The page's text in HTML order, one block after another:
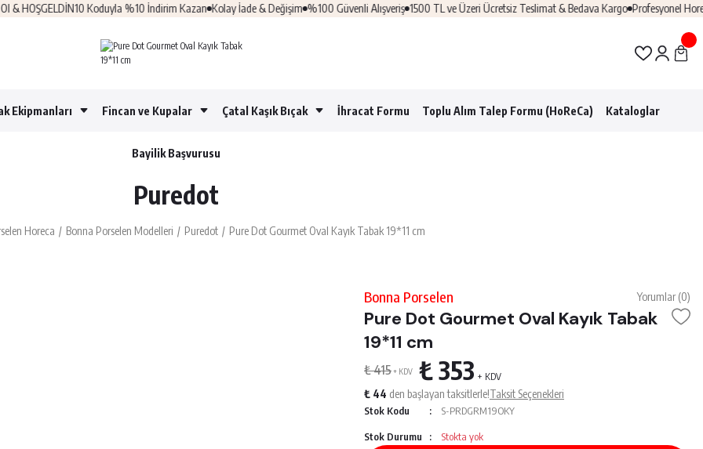
Koduyla %10 İndirim Kazan Kolay İade & Değişim %100 Güvenli Alışveriş 1500 TL ve Üzeri Ücretsiz Teslimat & Bedava Kargo Profesyonel Horeca
Ekipmanları Fincan ve Kupalar Çatal Kaşık Bıçak İhracat Formu Toplu Alım Talep Formu (HoReCa) Kataloglar
Bayilik Başvurusu
Puredot
Horeca Bonna Porselen Modelleri Puredot Pure Dot Gourmet Oval Kayık Tabak 19*11 cm
Bonna Porselen Yorumlar (0)
Pure Dot Gourmet Oval Kayık Tabak
19*11 cm
₺ 415+ KDV ₺ 353 + KDV
₺ 44 den başlayan taksitlerle!Taksit Seçenekleri
Stok Kodu S-PRDGRM19OKY
Stok Durumu Stokta yok